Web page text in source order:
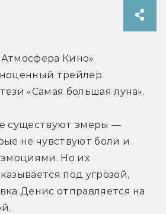
Кино»
трейлер
«Самая большая луна».
существуют эмеры —
не чувствуют боли и
эмоциями. Но их
под угрозой,
Денис отправляется на